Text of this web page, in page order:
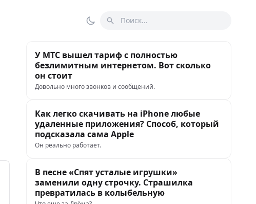
Переключить тему
Поиск
У МТС вышел тариф с полностью
безлимитным интернетом. Вот сколько
он стоит
Довольно много звонков и сообщений.
Как легко скачивать на iPhone любые
удаленные приложения? Способ, который
подсказала сама Apple
Он реально работает.
В песне «Спят усталые игрушки»
заменили одну строчку. Страшилка
превратилась в колыбельную